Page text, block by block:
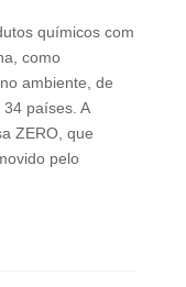
químicos com
como
ambiente, de
países. A
ZERO, que
pelo